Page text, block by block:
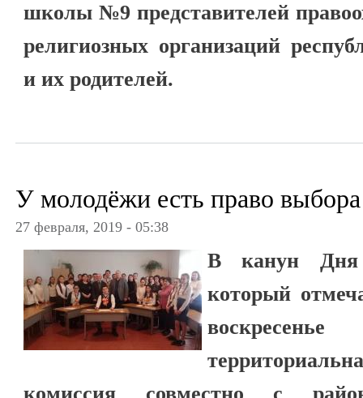
школы №9 представителей
религиозных организаций
и их родителей.
У молодёжи есть право выбора
27 февраля, 2019 - 05:38
В канун Дня
который
комиссия совместно с